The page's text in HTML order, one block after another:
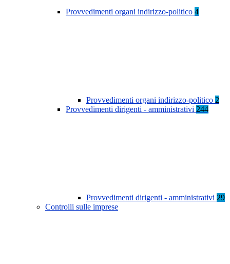
Provvedimenti organi indirizzo-politico 4
Provvedimenti organi indirizzo-politico 2
Provvedimenti dirigenti - amministrativi 244
Provvedimenti dirigenti - amministrativi 29
Controlli sulle imprese